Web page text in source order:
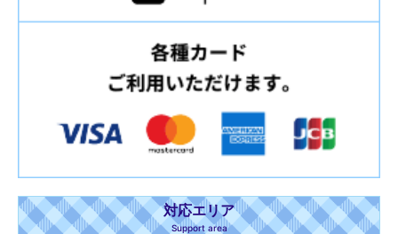
対応エリア
Support area